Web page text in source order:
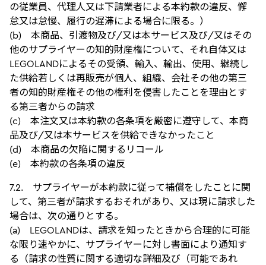
の従業員、代理人又は下請業者による本約款の違反、懈
怠又は怠慢、履行の遅滞による場合に限る。）
(b) 本商品、引渡物及び/又は本サービス及び/又はその
他のサプライヤーの知的財産権について、それ自体又は
LEGOLANDによるその受領、輸入、輸出、使用、継続し
た供給若しくは再販売が個人、組織、会社その他の第三
者の知的財産権その他の権利を侵害したことを理由とす
る第三者からの請求
(c) 本注文又は本約款の各条項を厳密に遵守して、本商
品及び/又は本サービスを供給できなかったこと
(d) 本商品の欠陥に関するリコール
(e) 本約款の各条項の違反
7.2. サプライヤーが本約款に従って補償をしたことに関
して、第三者が請求するおそれがあり、又は現に請求した
場合は、次の通りとする。
(a) LEGOLANDは、請求を知ったときから合理的に可能
な限り速やかに、サプライヤーに対し書面により通知す
る（請求の性質に関する適切な詳細及び（可能であれ